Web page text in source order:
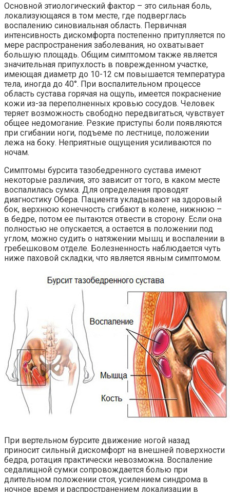
Основной этиологический фактор – это сильная боль,
локализующаяся в том месте, где подверглась
воспалению синовиальная область. Первичная
интенсивность дискомфорта постепенно притупляется по
мере распространения заболевания, но охватывает
большую площадь. Общим симптомом также является
значительная припухлость в поврежденном участке,
имеющая диаметр до 10-12 см повышается температура
тела, иногда до 40°. При воспалительном процессе
область сустава горячая на ощупь, имеется покраснение
кожи из-за переполненных кровью сосудов. Человек
теряет возможность свободно передвигаться, чувствует
общее недомогание. Резкие приступы боли появляются
при сгибании ноги, подъеме по лестнице, положении
лежа на боку. Неприятные ощущения усиливаются по
ночам.
Симптомы бурсита тазобедренного сустава имеют
некоторые различия, это зависит от того, в каком месте
воспалилась сумка. Для определения проводят
диагностику Обера. Пациента укладывают на здоровый
бок, верхнюю конечность сгибают в колене, нижнюю –
в бедре, потом ее пытаются отвести в сторону. Если она
полностью не опускается, а остается в положении под
углом, можно судить о натяжении мышц и воспалении в
гребешковом отделе. Болезненность наблюдается чуть
ниже паховой складки, что является явным симптомом.
При вертельном бурсите движение ногой назад
приносит сильный дискомфорт на внешней поверхности
бедра, ротация практически невозможна. Воспаление
седалищной сумки сопровождается болью при
длительном положении стоя, усилением синдрома в
ночное время и распространением локализации в